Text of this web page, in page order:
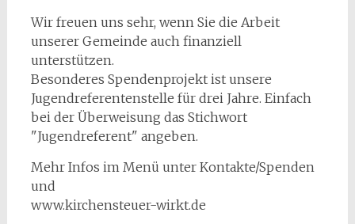
Wir freuen uns sehr, wenn Sie die Arbeit
unserer Gemeinde auch finanziell
unterstützen.
Besonderes Spendenprojekt ist unsere
Jugendreferentenstelle für drei Jahre. Einfach
bei der Überweisung das Stichwort
"Jugendreferent" angeben.
Mehr Infos im Menü unter Kontakte/Spenden
und
www.kirchensteuer-wirkt.de